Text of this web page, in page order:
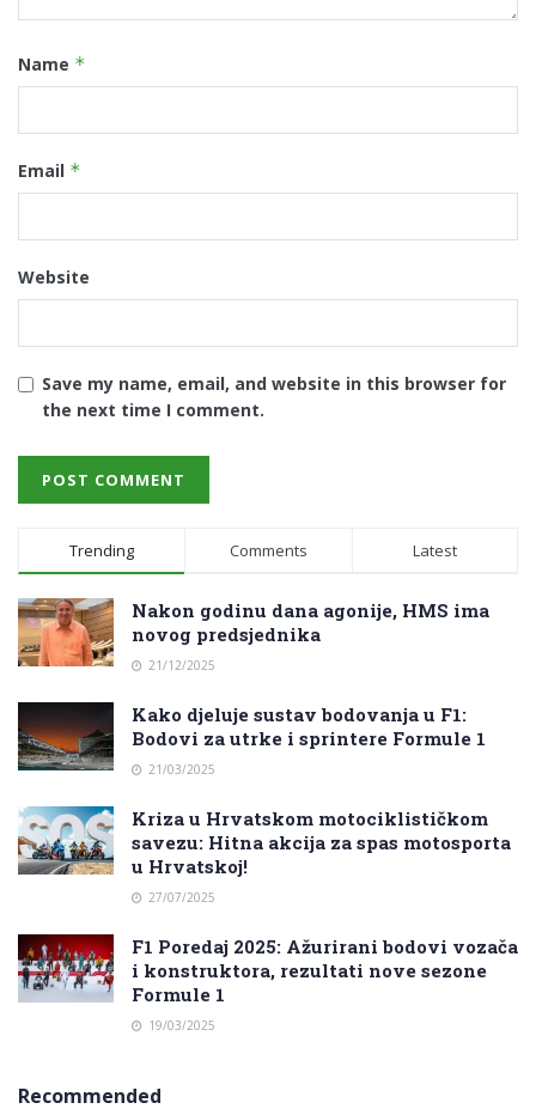
Name *
Email *
Website
Save my name, email, and website in this browser for
the next time I comment.
Trending Comments Latest
Nakon godinu dana agonije, HMS ima
novog predsjednika
21/12/2025
Kako djeluje sustav bodovanja u F1:
Bodovi za utrke i sprintere Formule 1
21/03/2025
Kriza u Hrvatskom motociklističkom
savezu: Hitna akcija za spas motosporta
u Hrvatskoj!
27/07/2025
F1 Poredaj 2025: Ažurirani bodovi vozača
i konstruktora, rezultati nove sezone
Formule 1
19/03/2025
Recommended